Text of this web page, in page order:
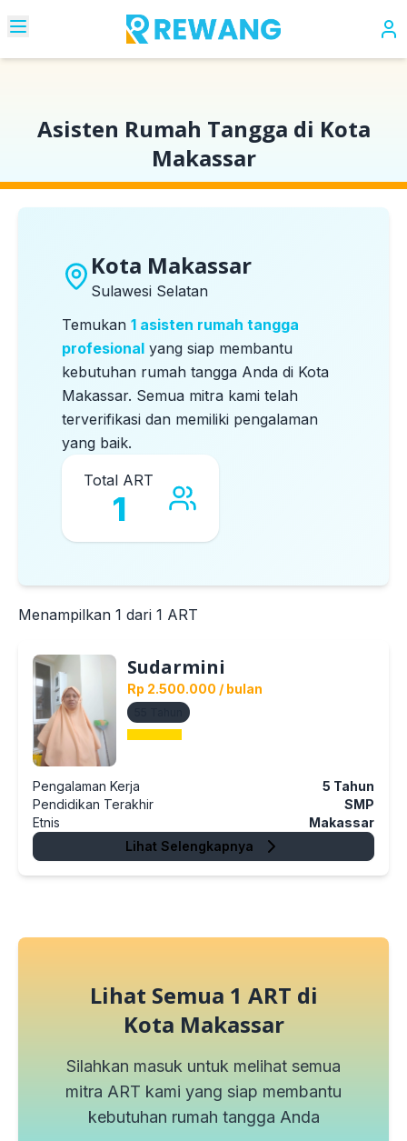
Kota Kota Makassar
Asisten Rumah Tangga di Kota
Makassar
Kota Makassar
Sulawesi Selatan
Temukan 1 asisten rumah tangga
profesional yang siap membantu
kebutuhan rumah tangga Anda di Kota
Makassar. Semua mitra kami telah
terverifikasi dan memiliki pengalaman
yang baik.
Total ART
1
Menampilkan 1 dari 1 ART
Sudarmini
Rp 2.500.000 / bulan
Pengalaman Kerja 5 Tahun
Pendidikan Terakhir
SMP
Etnis
Makassar
Lihat Selengkapnya
Lihat Semua 1 ART di
Kota Makassar
Silahkan masuk untuk melihat semua
mitra ART kami yang siap membantu
kebutuhan rumah tangga Anda